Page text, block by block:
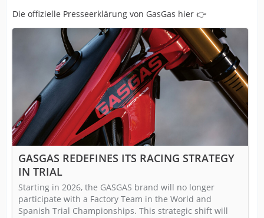
Die offizielle Presseerklärung von GasGas hier 👉
GASGAS REDEFINES ITS RACING STRATEGY
IN TRIAL
Starting in 2026, the GASGAS brand will no longer
participate with a Factory Team in the World and
Spanish Trial Championships. This strategic shift will